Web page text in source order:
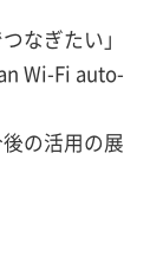
なぎたい」
Wi-Fi auto-
の活用の展